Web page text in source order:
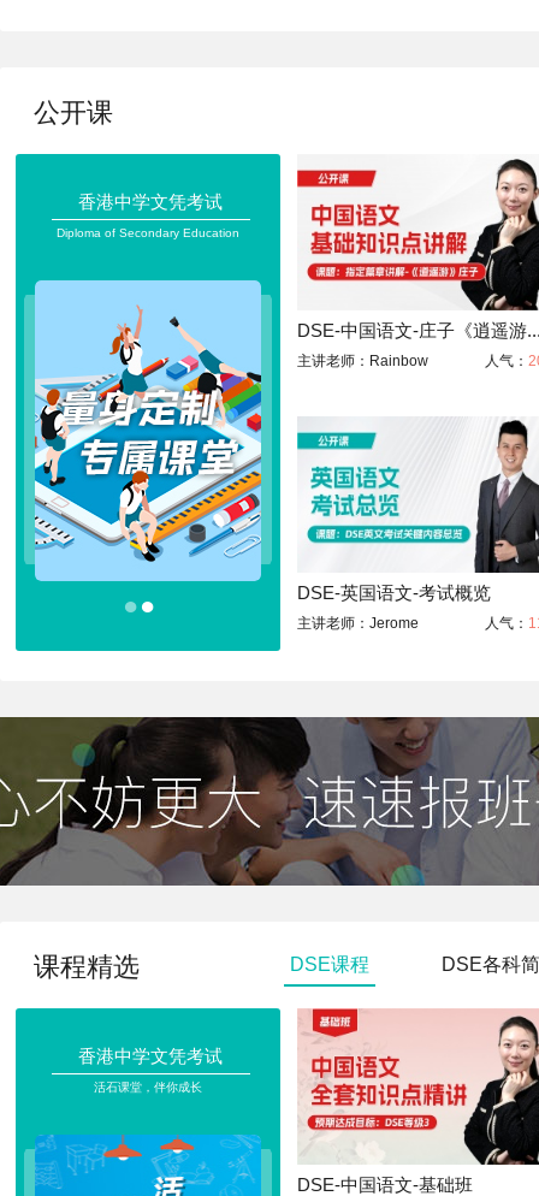
公开课
香港中学文凭考试
Diploma of Secondary Education
●●
DSE-中国语文-庄子《逍遥游
主讲老师：Rainbow 人气：
DSE-英国语文-考试概览
主讲老师：Jerome 人气：
课程精选 DSE课程 DSE各科
香港中学文凭考试
活石课堂，伴你成长
DSE-中国语文-基础班